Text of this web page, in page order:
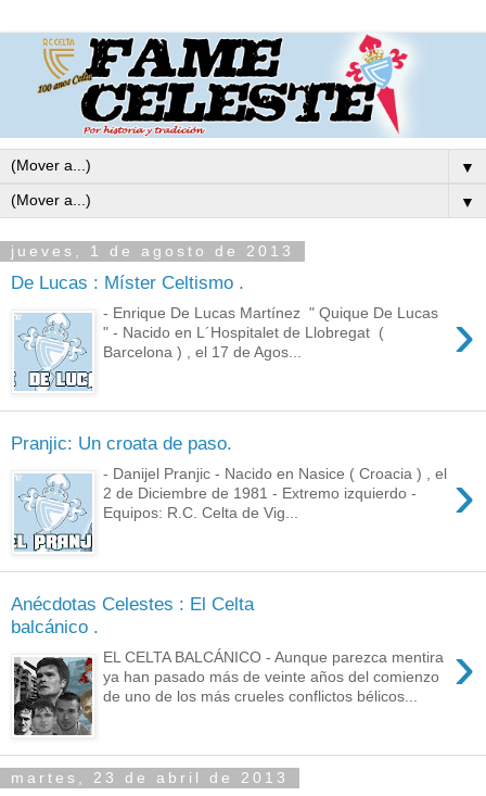
▼
▼
jueves, 1 de agosto de 2013
De Lucas : Míster Celtismo .
›
- Enrique De Lucas Martínez " Quique De Lucas
" - Nacido en L´Hospitalet de Llobregat (
Barcelona ) , el 17 de Agos...
Pranjic: Un croata de paso.
›
- Danijel Pranjic - Nacido en Nasice ( Croacia ) , el
2 de Diciembre de 1981 - Extremo izquierdo -
Equipos: R.C. Celta de Vig...
Anécdotas Celestes : El Celta
balcánico .
›
EL CELTA BALCÁNICO - Aunque parezca mentira
ya han pasado más de veinte años del comienzo
de uno de los más crueles conflictos bélicos...
martes, 23 de abril de 2013